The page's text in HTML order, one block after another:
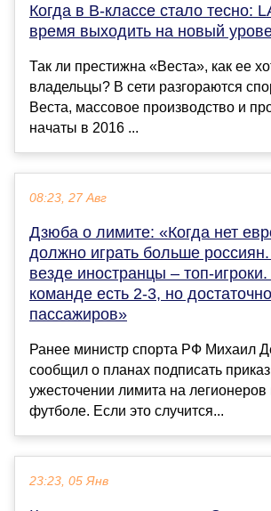
Когда в В-классе стало тесно:
время выходить на новый
Так ли престижна «Веста», как ее
владельцы? В сети разгораются
Веста, массовое производство и
начаты в 2016 ...
08:23, 27 Авг
Дзюба о лимите: «Когда нет
должно играть больше
везде иностранцы – топ-
команде есть 2-3, но
пассажиров»
Ранее министр спорта РФ Михаил
сообщил о планах подписать
ужесточении лимита на легионеров
футболе. Если это случится...
23:23, 05 Янв